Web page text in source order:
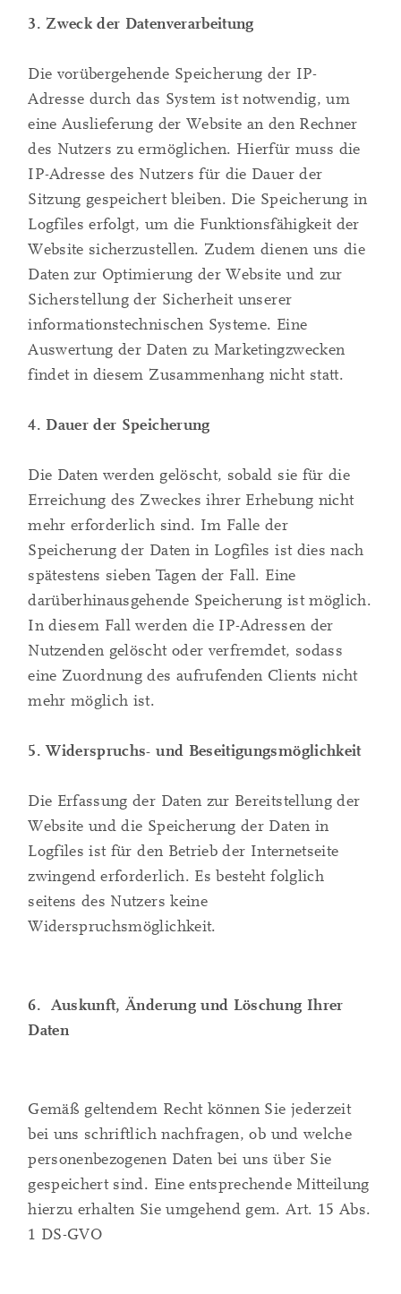
3. Zweck der Datenverarbeitung
Die vorübergehende Speicherung der IP-
Adresse durch das System ist notwendig, um
eine Auslieferung der Website an den Rechner
des Nutzers zu ermöglichen. Hierfür muss die
IP-Adresse des Nutzers für die Dauer der
Sitzung gespeichert bleiben. Die Speicherung in
Logfiles erfolgt, um die Funktionsfähigkeit der
Website sicherzustellen. Zudem dienen uns die
Daten zur Optimierung der Website und zur
Sicherstellung der Sicherheit unserer
informationstechnischen Systeme. Eine
Auswertung der Daten zu Marketingzwecken
findet in diesem Zusammenhang nicht statt.
4. Dauer der Speicherung
Die Daten werden gelöscht, sobald sie für die
Erreichung des Zweckes ihrer Erhebung nicht
mehr erforderlich sind. Im Falle der
Speicherung der Daten in Logfiles ist dies nach
spätestens sieben Tagen der Fall. Eine
darüberhinausgehende Speicherung ist möglich.
In diesem Fall werden die IP-Adressen der
Nutzenden gelöscht oder verfremdet, sodass
eine Zuordnung des aufrufenden Clients nicht
mehr möglich ist.
5. Widerspruchs- und Beseitigungsmöglichkeit
Die Erfassung der Daten zur Bereitstellung der
Website und die Speicherung der Daten in
Logfiles ist für den Betrieb der Internetseite
zwingend erforderlich. Es besteht folglich
seitens des Nutzers keine
Widerspruchsmöglichkeit.
6. Auskunft, Änderung und Löschung Ihrer
Daten
Gemäß geltendem Recht können Sie jederzeit
bei uns schriftlich nachfragen, ob und welche
personenbezogenen Daten bei uns über Sie
gespeichert sind. Eine entsprechende Mitteilung
hierzu erhalten Sie umgehend gem. Art. 15 Abs.
1 DS-GVO